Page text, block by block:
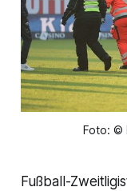
Foto: ©
Fußball-